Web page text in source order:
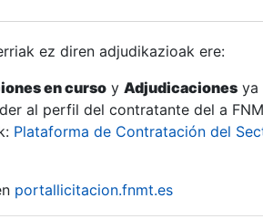
ez diren adjudikazioak ere:
en curso y Adjudicaciones ya
al perfil del contratante del a
Plataforma de Contratación del
portallicitacion.fnmt.es